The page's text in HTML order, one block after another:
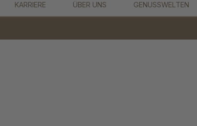
KARRIERE ÜBER UNS GENUSSWELTEN